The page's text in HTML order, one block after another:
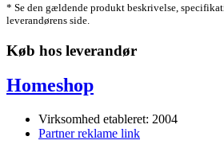
* Se den gældende produkt beskrivelse,
leverandørens side.
Køb hos leverandør
Homeshop
Virksomhed etableret: 2004
Partner reklame link